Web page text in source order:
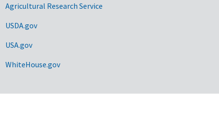
Agricultural Research Service
USDA.gov
USA.gov
WhiteHouse.gov